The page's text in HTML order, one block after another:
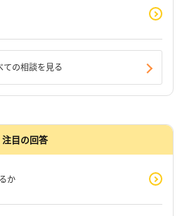
ての相談を見る
注目の回答
か